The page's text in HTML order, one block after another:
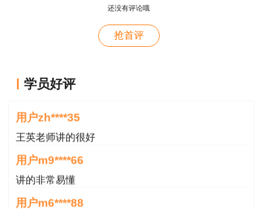
工程造价专业学士学位的大学本科毕业生。
申请免考部分科目的人员在报名时应提供相应
附：二级造价工程师报考条件查询系统>>
还没有评论哦
抢首评
学员好评
用户m1****68
用户zh****35
王英老师讲的很好
用户m9****66
讲的非常易懂
用户m6****88